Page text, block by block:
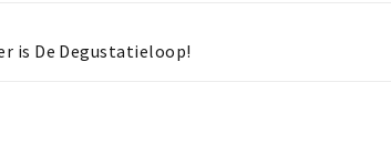
is De Degustatieloop!